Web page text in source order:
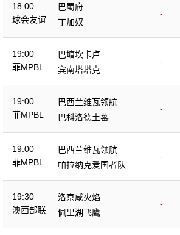
18:00
球会友谊
巴蜀府
-
丁加奴
19:00
菲MPBL
巴塘坎卡卢
-
宾南塔塔克
19:00
菲MPBL
巴西兰维瓦领航
-
巴科洛德土蕃
19:00
菲MPBL
巴西兰维瓦领航
-
帕拉纳克爱国者队
19:30
澳西部联
洛京咸火焰
-
佩里湖飞鹰